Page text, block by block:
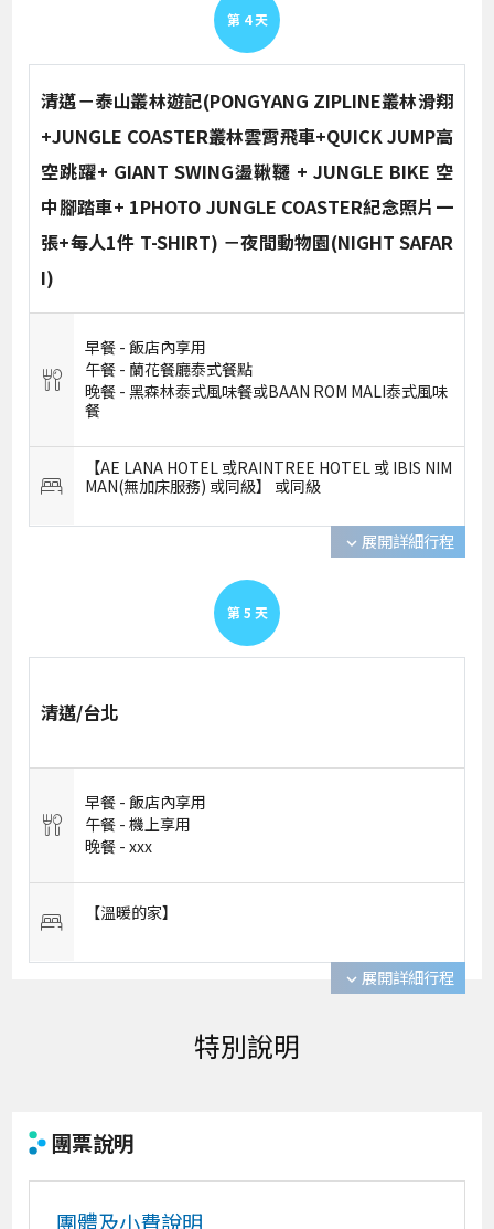
第 4 天
清邁－泰山叢林遊記(PONGYANG ZIPLINE叢林滑翔
+JUNGLE COASTER叢林雲霄飛車+QUICK JUMP高
空跳躍+ GIANT SWING盪鞦韆 + JUNGLE BIKE 空
中腳踏車+ 1PHOTO JUNGLE COASTER紀念照片一
張+每人1件 T-SHIRT) －夜間動物園(NIGHT SAFAR
I)
早餐 -飯店內享用
午餐 - 蘭花餐廳泰式餐點
晚餐 -黑森林泰式風味餐或BAAN ROM MALI泰式風味
餐
【AE LANA HOTEL 或RAINTREE HOTEL 或 IBIS NIM
MAN(無加床服務) 或同級】 或同級
expand_more 展開詳細行程
第 5 天
清邁/台北
早餐 -飯店內享用
午餐 -機上享用
晚餐 -xxx
【溫暖的家】
expand_more 展開詳細行程
團票說明
團體及小費說明